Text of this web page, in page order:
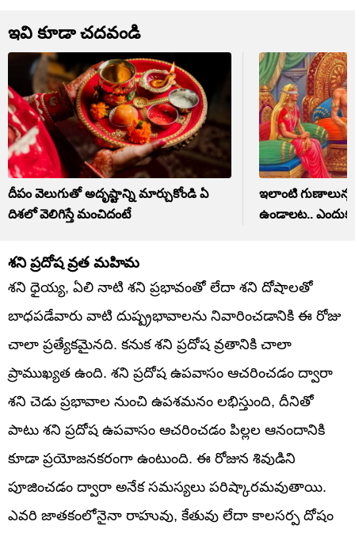
ఇవి కూడా చదవండి
దీపం వెలుగుతో అదృష్టాన్ని మార్చుకోండి ఏ
దిశలో వెలిగిస్తే మంచిదంటే
ఇలాంటి
ఉండాలట..
శని ప్రదోష వ్రత మహిమ
శని ధైయ్య, ఏలి నాటి శని ప్రభావంతో లేదా శని దోషాలతో
బాధపడేవారు వాటి దుష్ప్రభావాలను నివారించడానికి ఈ రోజు
చాలా ప్రత్యేకమైనది. కనుక శని ప్రదోష వ్రతానికి చాలా
ప్రాముఖ్యత ఉంది. శని ప్రదోష ఉపవాసం ఆచరించడం ద్వారా
శని చెడు ప్రభావాల నుంచి ఉపశమనం లభిస్తుంది, దీనితో
పాటు శని ప్రదోష ఉపవాసం ఆచరించడం పిల్లల ఆనందానికి
కూడా ప్రయోజనకరంగా ఉంటుంది. ఈ రోజున శివుడిని
పూజించడం ద్వారా అనేక సమస్యలు పరిష్కారమవుతాయి.
ఎవరి జాతకంలోనైనా రాహువు, కేతువు లేదా కాలసర్ప దోషం